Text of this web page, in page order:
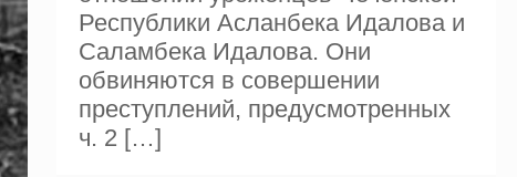
Республики Асланбека Идалова и
Саламбека Идалова. Они
обвиняются в совершении
преступлений, предусмотренных
ч. 2 […]